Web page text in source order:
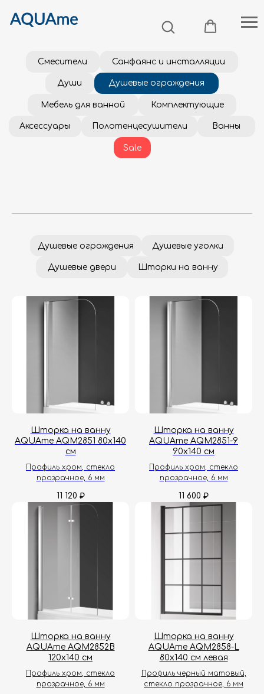
Души Душевые ограждения
Комплектующие
Полотенцесушители
Sale
Шторка на ванну
AQUAme AQM2851 80х140
см
Профиль хром, стекло
прозрачное, 6 мм
11 120 ₽
Шторка на ванну
AQUAme AQM2851-9
90х140 см
Профиль хром, стекло
прозрачное, 6 мм
11 600 ₽
Шторка на ванну
AQUAme AQM2852B
120х140 см
Профиль хром, стекло
прозрачное, 6 мм
Шторка на ванну
AQUAme AQM2858-L
80х140 см левая
Профиль черный матовый,
стекло прозрачное, 6 мм